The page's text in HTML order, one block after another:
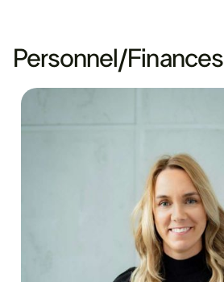
Personnel/Finances